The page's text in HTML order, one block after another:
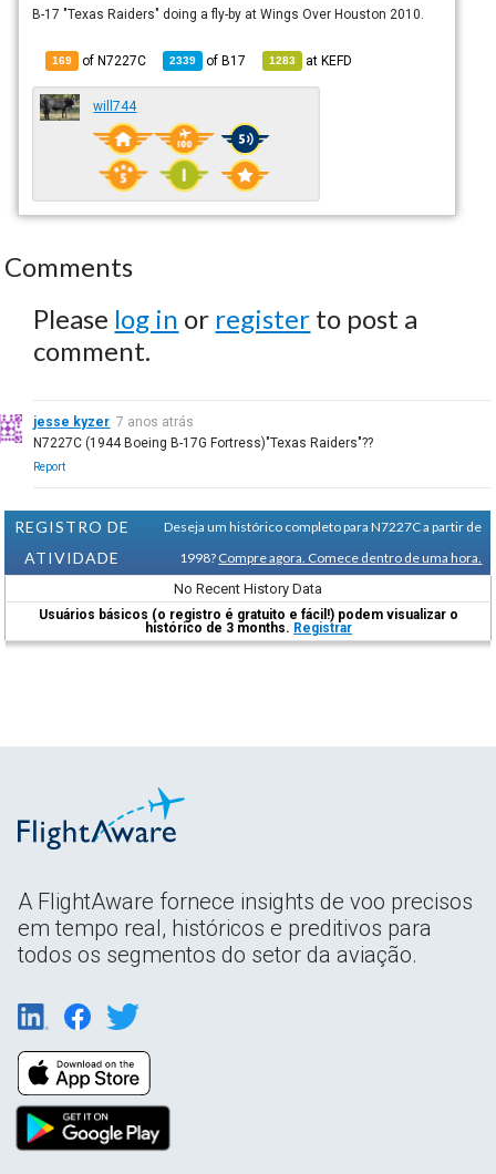
B-17 "Texas Raiders" doing a fly-by at Wings Over Houston 2010.
169 of N7227C 2339 ofB17 1283 atKEFD
will744
Comments
Please log in or register to post a
comment.
jesse kyzer 7 anos atrás
N7227C (1944 Boeing B-17G Fortress)"Texas Raiders"??
Report
REGISTRO DE
ATIVIDADE
Deseja um histórico completo para N7227C a partir de
1998? Compre agora. Comece dentro de uma hora.
No Recent History Data
Usuários básicos (o registro é gratuito e fácil!) podem visualizar o
histórico de 3 months. Registrar
A FlightAware fornece insights de voo precisos
em tempo real, históricos e preditivos para
todos os segmentos do setor da aviação.